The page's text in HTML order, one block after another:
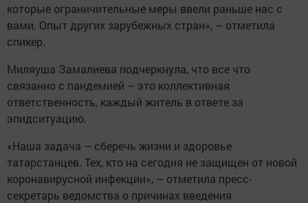
которые ограничительные меры ввели раньше нас с
вами. Опыт других зарубежных стран», – отметила
спикер.
Миляуша Замалиева подчеркнула, что все что
связанно с пандемией – это коллективная
ответственность, каждый житель в ответе за
эпидситуацию.
«Наша задача – сберечь жизни и здоровье
татарстанцев. Тех, кто на сегодня не защищен от новой
коронавирусной инфекции», – отметила пресс-
секретарь ведомства о причинах введения